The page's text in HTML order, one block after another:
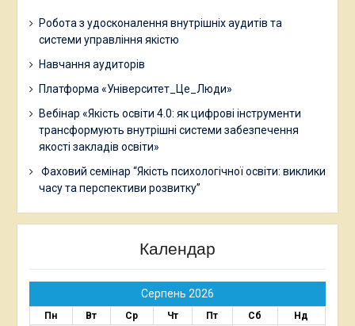
Робота з удосконалення внутрішніх аудитів та
системи управління якістю
Навчання аудиторів
Платформа «Університет_Це_Люди»
Вебінар «Якість освіти 4.0: як цифрові інструменти
трансформують внутрішні системи забезпечення
якості закладів освіти»
Фаховий семінар “Якість психологічної освіти: виклики
часу та перспективи розвитку”
Календар
Серпень 2026
Пн Вт Ср Чт Пт Сб
Нд